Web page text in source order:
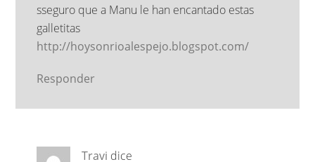
sseguro que a Manu le han encantado estas
galletitas
http://hoysonrioalespejo.blogspot.com/
Responder
Travi dice